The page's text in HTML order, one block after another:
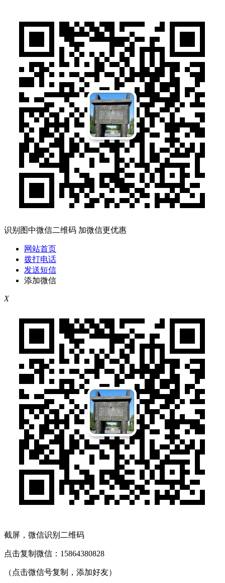
识别图中微信二维码 加微信更优惠
网站首页
拨打电话
发送短信
添加微信
X
截屏，微信识别二维码
点击复制微信：15864380828
（点击微信号复制，添加好友）